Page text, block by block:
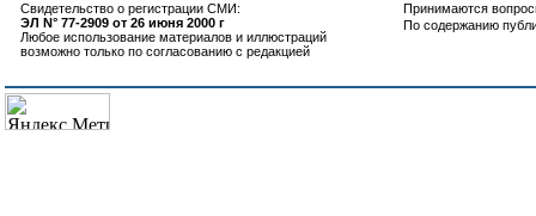
Свидетельство о регистрации СМИ:
ЭЛ N° 77-2909 от 26 июня 2000 г
Любое использование материалов и иллюстраций
возможно только по согласованию с редакцией
Принимаются
По содержанию